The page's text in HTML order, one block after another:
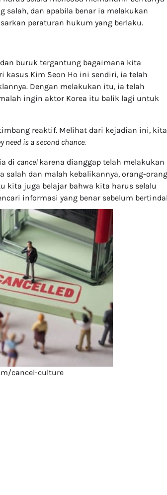
salah, dan apabila benar ia melakukan
peraturan hukum yang berlaku.
buruk tergantung bagaimana kita
kasus Kim Seon Ho ini sendiri, ia telah
Dengan melakukan itu, ia telah
ingin aktor Korea itu balik lagi untuk
reaktif. Melihat dari kejadian ini, kita
need is a second chance.
di cancel karena dianggap telah melakukan
salah dan malah kebalikannya, orang-orang
kita juga belajar bahwa kita harus selalu
informasi yang benar sebelum
cancel-culture